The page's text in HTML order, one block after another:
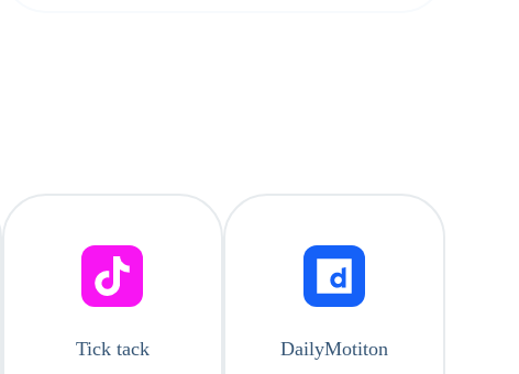
Tick ​​tack DailyMotiton